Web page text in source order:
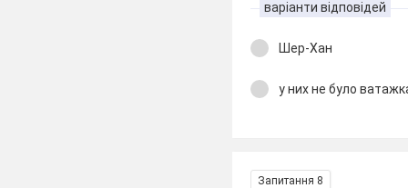
варіанти відповідей
Шер-Хан
у них не було
Запитання 8